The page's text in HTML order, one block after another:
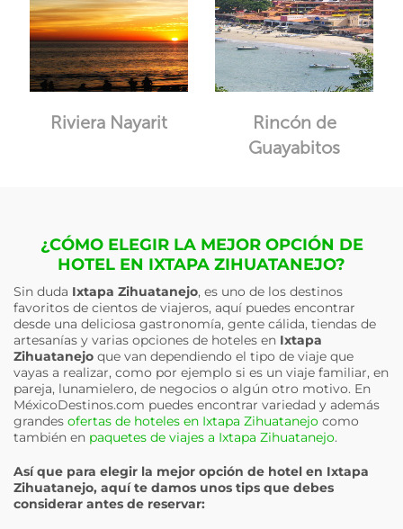
Riviera Nayarit
Rincón de
Guayabitos
¿CÓMO ELEGIR LA MEJOR OPCIÓN DE
HOTEL EN IXTAPA ZIHUATANEJO?
Sin duda Ixtapa Zihuatanejo, es uno de los destinos
favoritos de cientos de viajeros, aquí puedes encontrar
desde una deliciosa gastronomía, gente cálida, tiendas de
artesanías y varias opciones de hoteles en Ixtapa
Zihuatanejo que van dependiendo el tipo de viaje que
vayas a realizar, como por ejemplo si es un viaje familiar, en
pareja, lunamielero, de negocios o algún otro motivo. En
MéxicoDestinos.com puedes encontrar variedad y además
grandes ofertas de hoteles en Ixtapa Zihuatanejo como
también en paquetes de viajes a Ixtapa Zihuatanejo.
Así que para elegir la mejor opción de hotel en Ixtapa
Zihuatanejo, aquí te damos unos tips que debes
considerar antes de reservar: